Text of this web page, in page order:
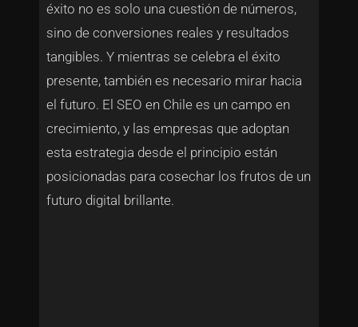
éxito no es solo una cuestión de números,
sino de conversiones reales y resultados
tangibles. Y mientras se celebra el éxito
presente, también es necesario mirar hacia
el futuro. El SEO en Chile es un campo en
crecimiento, y las empresas que adoptan
esta estrategia desde el principio están
posicionadas para cosechar los frutos de un
futuro digital brillante.